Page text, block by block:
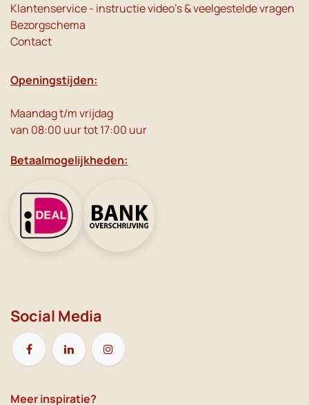
Klantenservice - instructie video's & veelgestelde vragen
Bezorgschema
Contact
Openingstijden:
Maandag t/m vrijdag
van 08:00 uur tot 17:00 uur
Betaalmogelijkheden:
Social Media
Meer inspiratie?